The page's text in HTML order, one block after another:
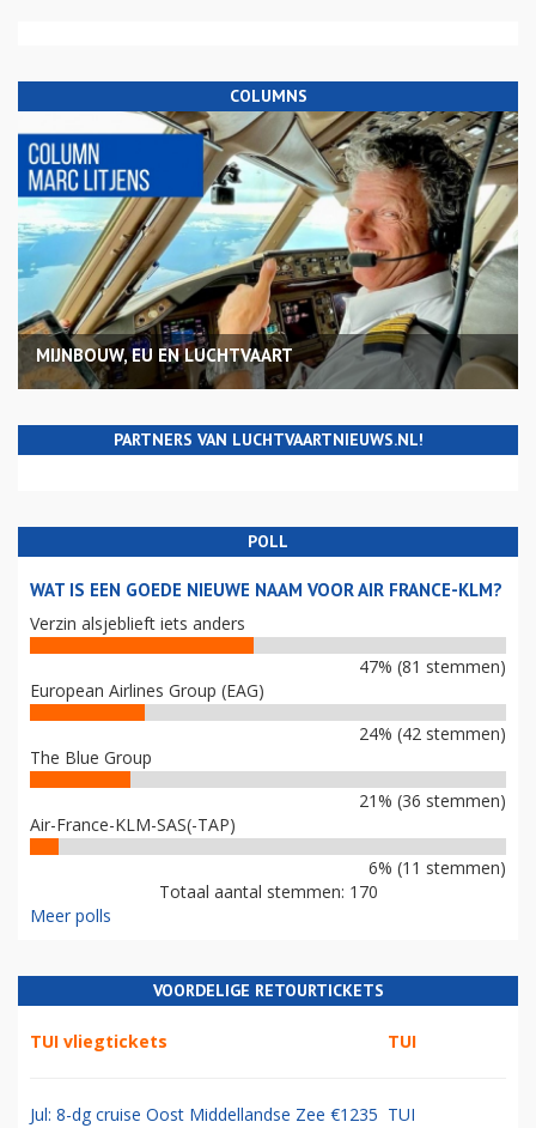
COLUMNS
MIJNBOUW, EU EN LUCHTVAART
PARTNERS VAN LUCHTVAARTNIEUWS.NL!
POLL
WAT IS EEN GOEDE NIEUWE NAAM VOOR AIR FRANCE-KLM?
Verzin alsjeblieft iets anders
47% (81 stemmen)
European Airlines Group (EAG)
24% (42 stemmen)
The Blue Group
21% (36 stemmen)
Air-France-KLM-SAS(-TAP)
6% (11 stemmen)
Totaal aantal stemmen: 170
Meer polls
VOORDELIGE RETOURTICKETS
TUI vliegtickets TUI
Jul: 8-dg cruise Oost Middellandse Zee €1235 TUI